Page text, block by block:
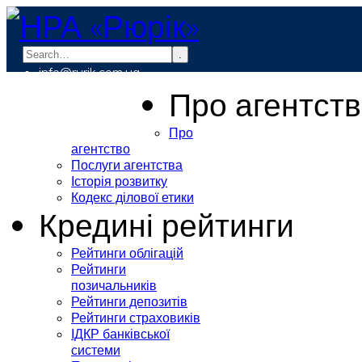
.
info@rurik.com.ua
Про
Про
агентство
Послуги агентства
Історія розвитку
Кодекс ділової етики
Кредині рейтинги
Рейтинги облігацій
Рейтинги
позичальників
Рейтинги депозитів
Рейтинги страховиків
ІДКР банківської
системи